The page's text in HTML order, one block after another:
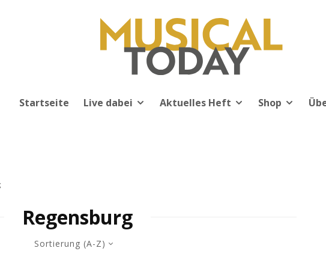
Startseite Live dabei Aktuelles Heft Shop
Regensburg
Sortierung (A-Z)